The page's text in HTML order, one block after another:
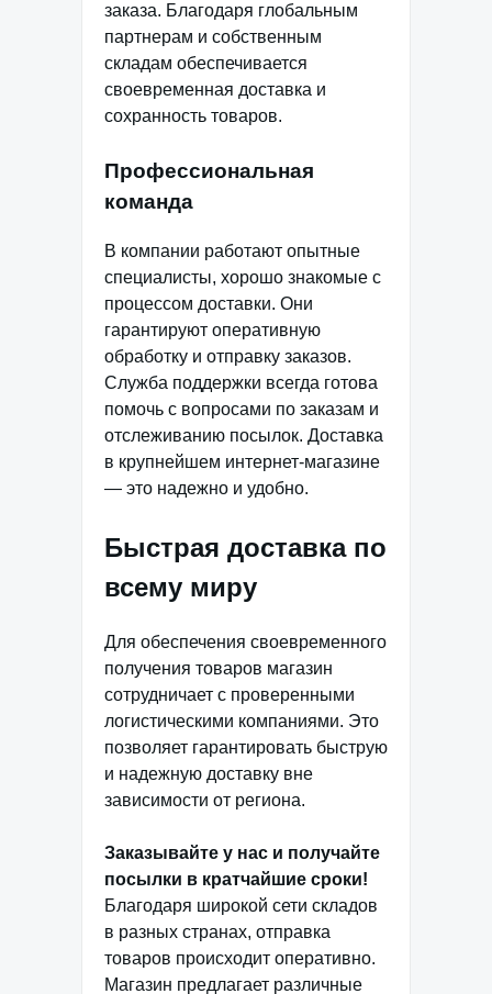
заказа. Благодаря глобальным
партнерам и собственным
складам обеспечивается
своевременная доставка и
сохранность товаров.
Профессиональная
команда
В компании работают опытные
специалисты, хорошо знакомые с
процессом доставки. Они
гарантируют оперативную
обработку и отправку заказов.
Служба поддержки всегда готова
помочь с вопросами по заказам и
отслеживанию посылок. Доставка
в крупнейшем интернет-магазине
— это надежно и удобно.
Быстрая доставка по
всему миру
Для обеспечения своевременного
получения товаров магазин
сотрудничает с проверенными
логистическими компаниями. Это
позволяет гарантировать быструю
и надежную доставку вне
зависимости от региона.
Заказывайте у нас и получайте
посылки в кратчайшие сроки!
Благодаря широкой сети складов
в разных странах, отправка
товаров происходит оперативно.
Магазин предлагает различные